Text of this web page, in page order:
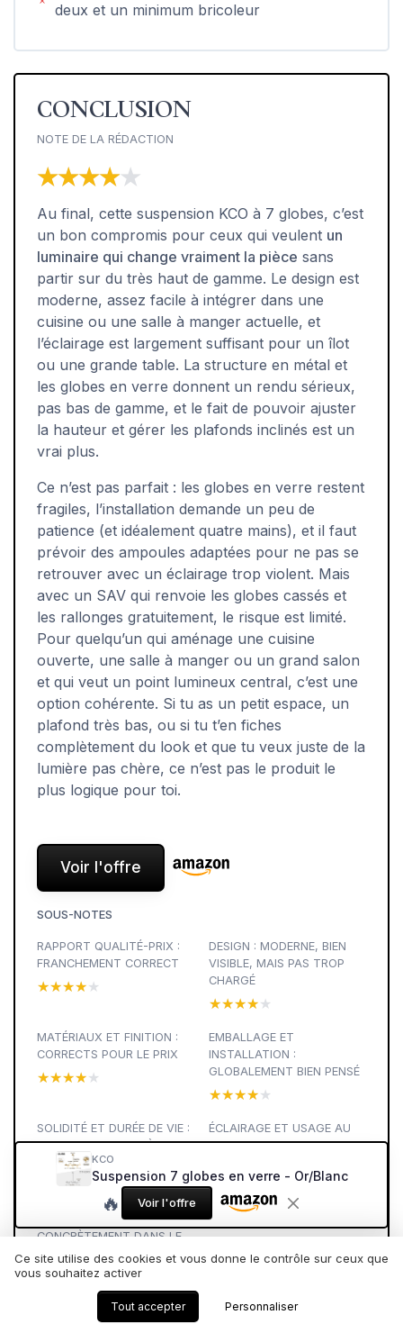
deux et un minimum bricoleur
CONCLUSION
NOTE DE LA RÉDACTION
★★★★★
★★★★★
Au final, cette suspension KCO à 7 globes, c’est
un bon compromis pour ceux qui veulent un
luminaire qui change vraiment la pièce sans
partir sur du très haut de gamme. Le design est
moderne, assez facile à intégrer dans une
cuisine ou une salle à manger actuelle, et
l’éclairage est largement suffisant pour un îlot
ou une grande table. La structure en métal et
les globes en verre donnent un rendu sérieux,
pas bas de gamme, et le fait de pouvoir ajuster
la hauteur et gérer les plafonds inclinés est un
vrai plus.
Ce n’est pas parfait : les globes en verre restent
fragiles, l’installation demande un peu de
patience (et idéalement quatre mains), et il faut
prévoir des ampoules adaptées pour ne pas se
retrouver avec un éclairage trop violent. Mais
avec un SAV qui renvoie les globes cassés et
les rallonges gratuitement, le risque est limité.
Pour quelqu’un qui aménage une cuisine
ouverte, une salle à manger ou un grand salon
et qui veut un point lumineux central, c’est une
option cohérente. Si tu as un petit espace, un
plafond très bas, ou si tu t’en fiches
complètement du look et que tu veux juste de la
lumière pas chère, ce n’est pas le produit le
plus logique pour toi.
Voir l'offre
SOUS-NOTES
RAPPORT QUALITÉ-PRIX :
FRANCHEMENT CORRECT
★★★★★
★★★★★
DESIGN : MODERNE, BIEN
VISIBLE, MAIS PAS TROP
CHARGÉ
★★★★★
★★★★★
MATÉRIAUX ET FINITION :
CORRECTS POUR LE PRIX
★★★★★
★★★★★
EMBALLAGE ET
INSTALLATION :
GLOBALEMENT BIEN PENSÉ
★★★★★
★★★★★
SOLIDITÉ ET DURÉE DE VIE :
QUELQUES POINTS À
SURVEILLER
★★★★★
★★★★★
ÉCLAIRAGE ET USAGE AU
QUOTIDIEN
CE QUE TU REÇOIS
CONCRÈTEMENT DANS LE
CARTON
★★★★★
★★★★★
KCO
Suspension 7 globes en verre - Or/Blanc
🔥 Voir l'offre
Ce site utilise des cookies et vous donne le contrôle sur ceux que
vous souhaitez activer
Tout accepter Personnaliser